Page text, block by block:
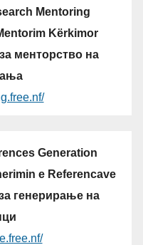
Mentoring
Kërkimor
менторство на
Generation
e Referencave
генерирање на